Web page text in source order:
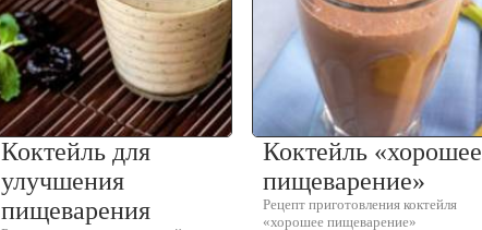
Коктейль для
улучшения
пищеварения
Коктейль «хорошее
пищеварение»
Рецепт приготовления коктейля
«хорошее пищеварение»